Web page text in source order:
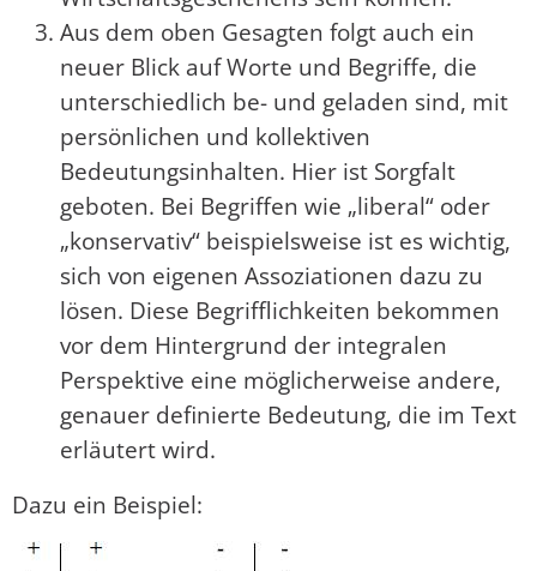
Aus dem oben Gesagten folgt auch ein
neuer Blick auf Worte und Begriffe, die
unterschiedlich be- und geladen sind, mit
persönlichen und kollektiven
Bedeutungsinhalten. Hier ist Sorgfalt
geboten. Bei Begriffen wie „liberal“ oder
„konservativ“ beispielsweise ist es wichtig,
sich von eigenen Assoziationen dazu zu
lösen. Diese Begrifflichkeiten bekommen
vor dem Hintergrund der integralen
Perspektive eine möglicherweise andere,
genauer definierte Bedeutung, die im Text
erläutert wird.
Dazu ein Beispiel: